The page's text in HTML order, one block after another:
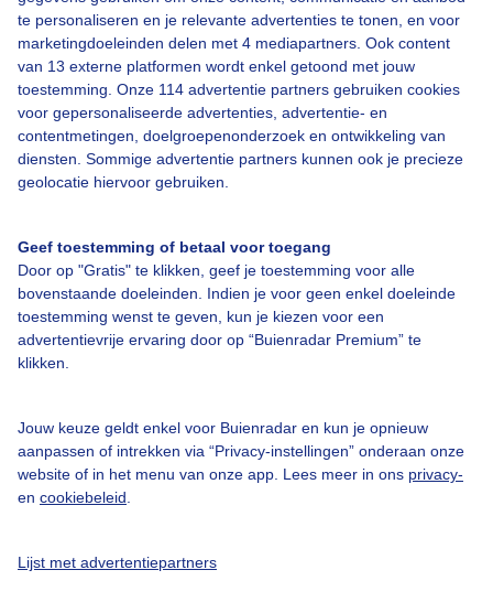
te personaliseren en je relevante advertenties te tonen, en voor
marketingdoeleinden delen met 4 mediapartners. Ook content
van 13 externe platformen wordt enkel getoond met jouw
toestemming. Onze 114 advertentie partners gebruiken cookies
voor gepersonaliseerde advertenties, advertentie- en
contentmetingen, doelgroepenonderzoek en ontwikkeling van
diensten. Sommige advertentie partners kunnen ook je precieze
geolocatie hiervoor gebruiken.
Geef toestemming of betaal voor toegang
Door op "Gratis" te klikken, geef je toestemming voor alle
bovenstaande doeleinden. Indien je voor geen enkel doeleinde
toestemming wenst te geven, kun je kiezen voor een
advertentievrije ervaring door op “Buienradar Premium” te
klikken.
Jouw keuze geldt enkel voor Buienradar en kun je opnieuw
aanpassen of intrekken via “Privacy-instellingen” onderaan onze
website of in het menu van onze app. Lees meer in ons privacy-
en cookiebeleid
Lijst met advertentiepartners
Over Buienradar
Veelgestelde vragen
Contact
Toegankelijkheid
Buienradar Team
Privacy instellingen